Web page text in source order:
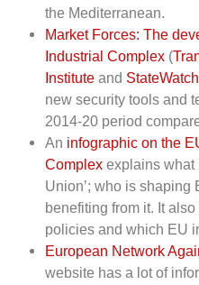
the Mediterranean.
Market Forces: The
Industrial Complex (
Institute and StateWatch
new security tools and
2014-20 period
An infographic on the
Complex explains what
Union’; who is
benefiting from it. It
policies and which EU
European Network
website has a lot of